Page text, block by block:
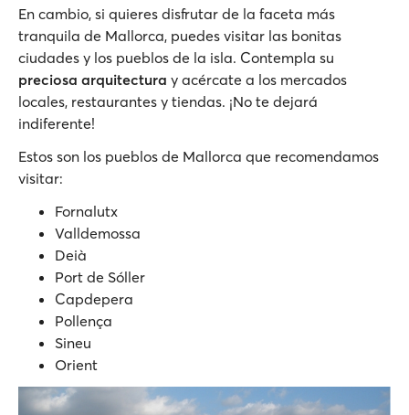
En cambio, si quieres disfrutar de la faceta más
tranquila de Mallorca, puedes visitar las bonitas
ciudades y los pueblos de la isla. Contempla su
preciosa arquitectura y acércate a los mercados
locales, restaurantes y tiendas. ¡No te dejará
indiferente!
Estos son los pueblos de Mallorca que recomendamos
visitar:
Fornalutx
Valldemossa
Deià
Port de Sóller
Capdepera
Pollença
Sineu
Orient